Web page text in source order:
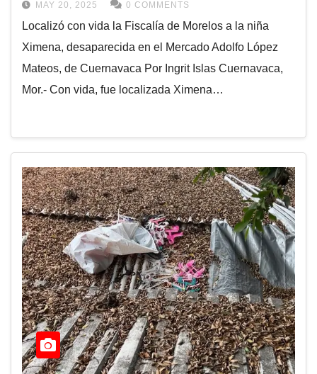
MAY 20, 2025 0 COMMENTS
Localizó con vida la Fiscalía de Morelos a la niña
Ximena, desaparecida en el Mercado Adolfo López
Mateos, de Cuernavaca Por Ingrit Islas Cuernavaca,
Mor.- Con vida, fue localizada Ximena…